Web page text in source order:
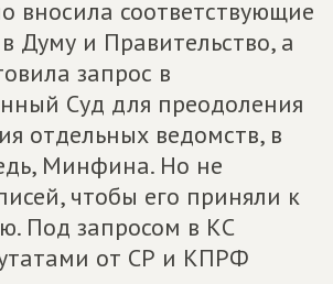
вносила соответствующие
Думу и Правительство, а
запрос в
Суд для преодоления
отдельных ведомств, в
Минфина. Но не
чтобы его приняли к
Под запросом в КС
от СР и КПРФ